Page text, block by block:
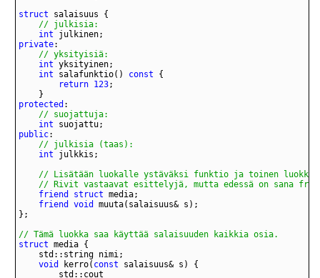
struct
// julkisia:
int
private
// yksityisiä:
int
int salafunktio() const
return 123
protected
// suojattuja:
int
public
// julkisia (taas):
int
// Rivit vastaavat esittelyjä, mutta edessä on sana
friend
struct
friend
void
// Tämä luokka saa käyttää salaisuuden kaikkia osia.
struct
void
kerro( const